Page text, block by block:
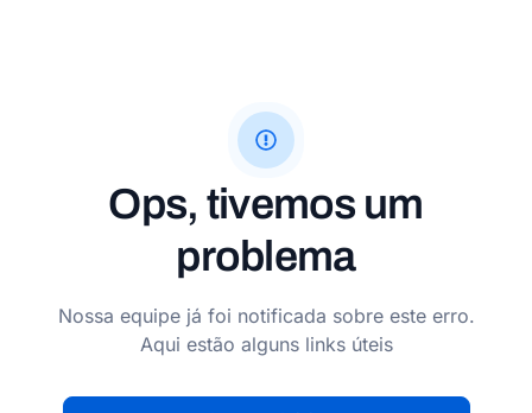
Ops, tivemos um
problema
Nossa equipe já foi notificada sobre este erro.
Aqui estão alguns links úteis